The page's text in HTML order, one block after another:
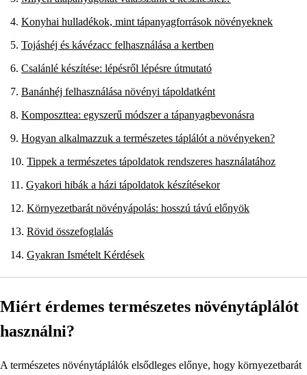
Konyhai hulladékok, mint tápanyagforrások növényeknek
Tojáshéj és kávézacc felhasználása a kertben
Csalánlé készítése: lépésről lépésre útmutató
Banánhéj felhasználása növényi tápoldatként
Komposzttea: egyszerű módszer a tápanyagbevonásra
Hogyan alkalmazzuk a természetes táplálót a növényeken?
Tippek a természetes tápoldatok rendszeres használatához
Gyakori hibák a házi tápoldatok készítésekor
Környezetbarát növényápolás: hosszú távú előnyök
Rövid összefoglalás
Gyakran Ismételt Kérdések
Miért érdemes természetes növénytáplálót
használni?
A természetes növénytáplálók elsődleges előnye, hogy környezetbarát